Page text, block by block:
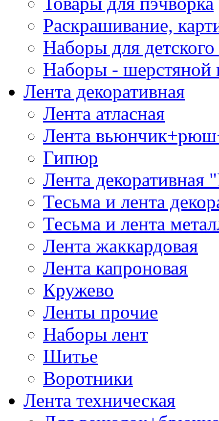
Раскрашивание,
Наборы для
Наборы - шерстяной
Лента декоративная
Лента атласная
Лента
Гипюр
Лента декоративная
Тесьма и лента
Тесьма и лента
Лента жаккардовая
Лента капроновая
Кружево
Ленты прочие
Наборы лент
Шитье
Воротники
Лента техническая